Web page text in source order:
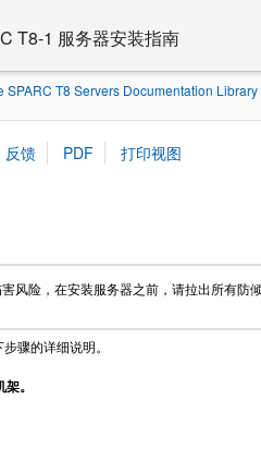
T8-1 服务器安装指南
SPARC T8 Servers Documentation Library
风险，在安装服务器之前，请拉出所有防
骤的详细说明。
。